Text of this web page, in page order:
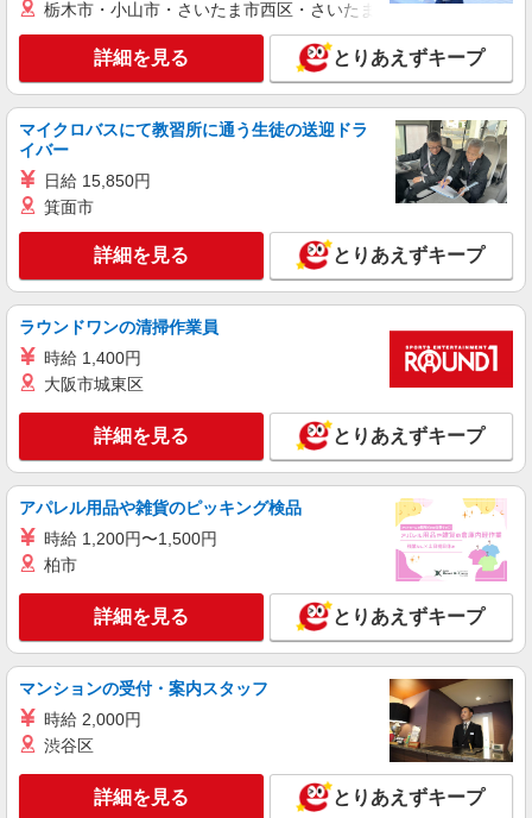
ONE PIECE MUGIWARA STORE HARAJUKU 東急プラザ原宿「ハ
ラカド」店
販売スタッフ
［アルバイト］時給1,230円〜（昇給制度あ
東京都渋谷区神宮前六丁目31番21号 東急プ
ラザ原宿 ハラカド ONE PIECE MUGIWARA
キープ 詳細を見る
契約社員
YUBUNE 東急プラザ原宿「ハラカド」店
［契約社員］月給220,000円 ※経験・能力によ
り優遇します。
東京都渋谷区神宮前六丁目31番21号 東急プ
ラザ原宿 ハラカド
キープ 詳細を見る
アルバイト
シャン・ド・エルブ
コスメ・ファッション雑貨の販売スタッフ
［アルバイト］ 〔１〕時給1,315円〜1,375
円 ※1日7時間〜勤務の方 〔２〕時給1,275円
※1日5時間〜勤務の方、学生の方（高校生不可）
アトレ恵比寿： 東京都渋谷区恵比寿南1-5-5 ア
トレ恵比寿西館： 東京都渋谷区恵比寿南1-6-1
キープ 詳細を見る
栃木市・小山市・さいたま市西区・さいたま市岩槻区・久喜市・
詳細を見る とりあえずキープ
マイクロバスにて教習所に通う生徒の送迎ドラ
イバー
日給 15,850円
箕面市
詳細を見る とりあえずキープ
ラウンドワンの清掃作業員
時給 1,400円
大阪市城東区
詳細を見る とりあえずキープ
アパレル用品や雑貨のピッキング検品
時給 1,200円〜1,500円
柏市
詳細を見る とりあえずキープ
マンションの受付・案内スタッフ
時給 2,000円
渋谷区
詳細を見る とりあえずキープ